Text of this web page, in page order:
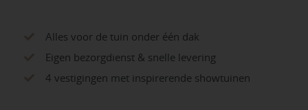
Alles voor de tuin onder één dak
Eigen bezorgdienst & snelle levering
4 vestigingen met inspirerende showtuinen